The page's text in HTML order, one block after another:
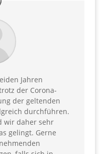
Jahren
der Corona-
der geltenden
durchführen.
wir daher sehr
gelingt. Gerne